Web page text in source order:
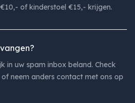
of kinderstoel €15,- krijgen.
in uw spam inbox beland. Check
neem anders contact met ons op